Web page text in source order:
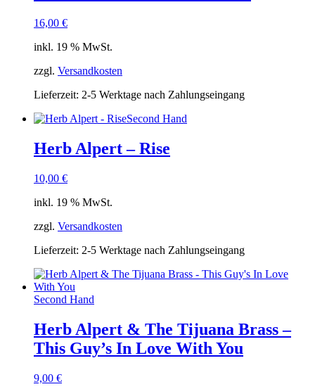
16,00 €
inkl. 19 % MwSt.
zzgl. Versandkosten
Lieferzeit: 2-5 Werktage nach Zahlungseingang
Second Hand
Herb Alpert – Rise
10,00 €
inkl. 19 % MwSt.
zzgl. Versandkosten
Lieferzeit: 2-5 Werktage nach Zahlungseingang
Second Hand
Herb Alpert & The Tijuana Brass –
This Guy’s In Love With You
9,00 €